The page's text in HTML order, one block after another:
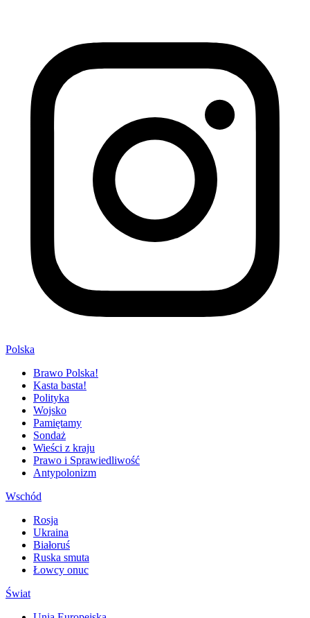
Polska
Brawo Polska!
Kasta basta!
Polityka
Wojsko
Pamiętamy
Sondaż
Wieści z kraju
Prawo i Sprawiedliwość
Antypolonizm
Wschód
Rosja
Ukraina
Białoruś
Ruska smuta
Łowcy onuc
Świat